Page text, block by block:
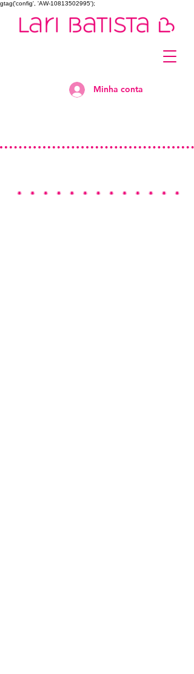
gtag('config', 'AW-10813502995');
Minha conta